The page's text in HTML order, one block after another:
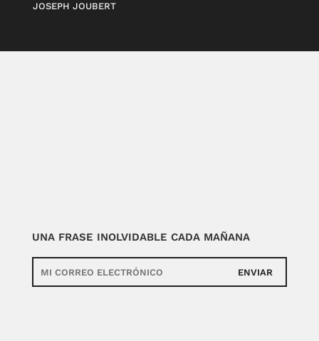
JOSEPH JOUBERT
UNA FRASE INOLVIDABLE CADA MAÑANA
ENVIAR